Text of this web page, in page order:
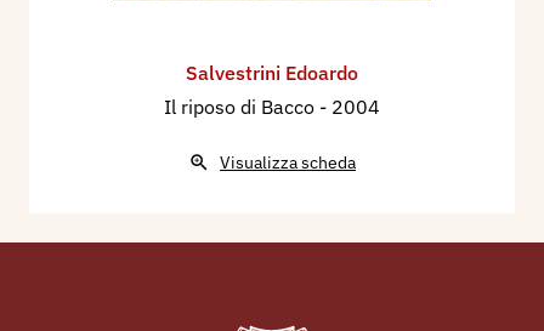
Salvestrini Edoardo
Il riposo di Bacco - 2004
Visualizza scheda